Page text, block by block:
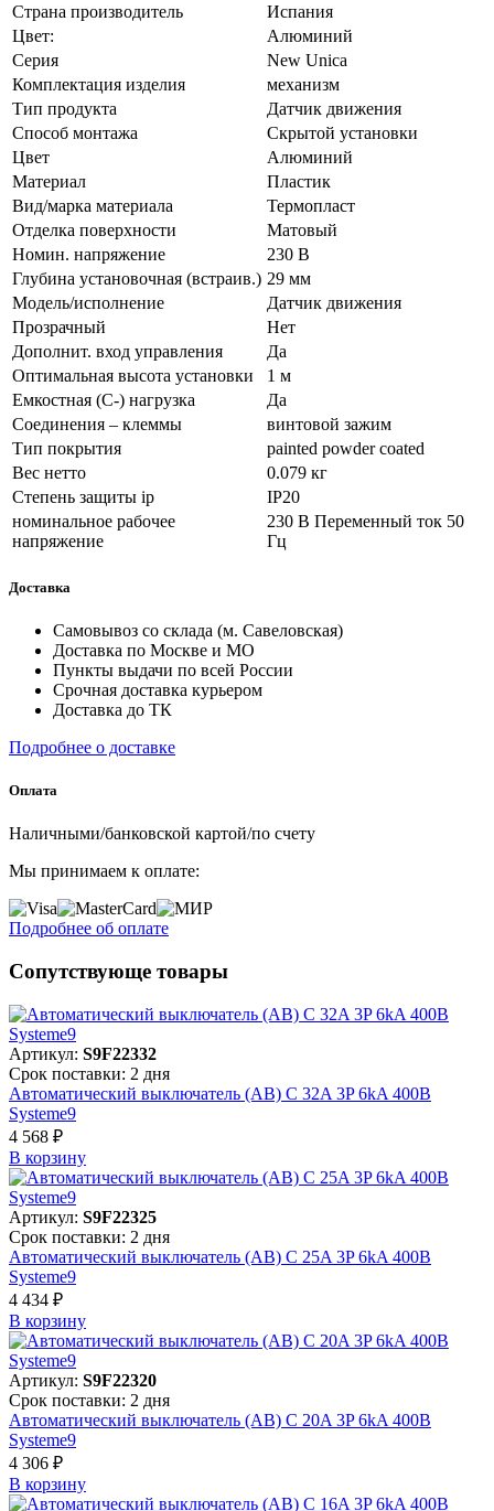
Страна производитель
Испания
Цвет:
Алюминий
Серия
New Unica
Комплектация изделия
механизм
Тип продукта
Датчик движения
Способ монтажа
Скрытой установки
Цвет
Алюминий
Материал
Пластик
Вид/марка материала
Термопласт
Отделка поверхности
Матовый
Номин. напряжение
230 В
Глубина установочная (встраив.) 29 мм
Модель/исполнение
Датчик движения
Прозрачный
Нет
Дополнит. вход управления
Да
Оптимальная высота установки
1 м
Емкостная (C-) нагрузка
Да
Соединения – клеммы
винтовой зажим
Тип покрытия
painted powder coated
Вес нетто
0.079 кг
Степень защиты ip
IP20
номинальное рабочее
напряжение
230 В Переменный ток 50
Гц
Доставка
Самовывоз со склада (м. Савеловская)
Доставка по Москве и МО
Пункты выдачи по всей России
Срочная доставка курьером
Доставка до ТК
Подробнее о доставке
Оплата
Наличными/банковской картой/по счету
Мы принимаем к оплате:
Подробнее об оплате
Сопутствующе товары
Артикул: S9F22332
Срок поставки: 2 дня
Автоматический выключатель (АВ) C 32A 3P 6kA 400В
Systeme9
4 568 ₽
В корзинy
Артикул: S9F22325
Срок поставки: 2 дня
Автоматический выключатель (АВ) C 25A 3P 6kA 400В
Systeme9
4 434 ₽
В корзинy
Артикул: S9F22320
Срок поставки: 2 дня
Автоматический выключатель (АВ) C 20A 3P 6kA 400В
Systeme9
4 306 ₽
В корзинy